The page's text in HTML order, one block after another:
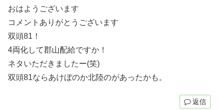
おはようございます
コメントありがとうございます
双頭81！
4両化して郡山配給ですか！
ネタいただきましたー(笑)
双頭81ならあけぼのか北陸のがあったかも。
返信